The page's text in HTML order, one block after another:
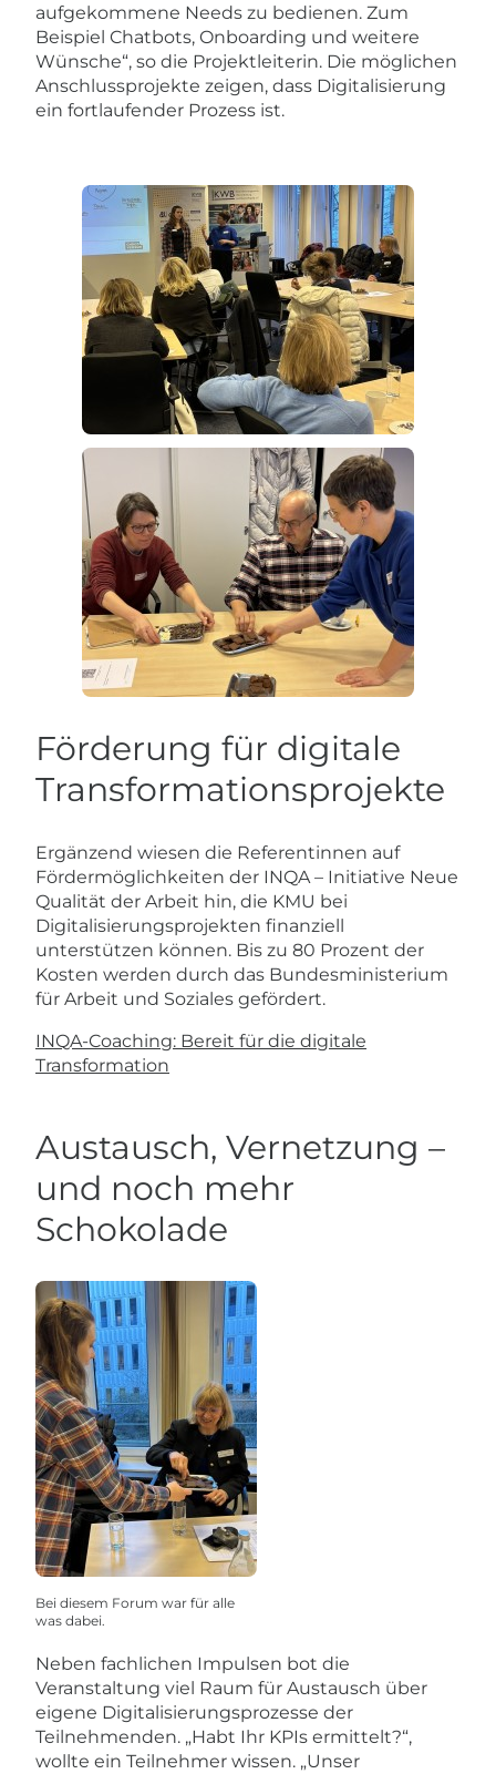
aufgekommene Needs zu bedienen. Zum
Beispiel Chatbots, Onboarding und weitere
Wünsche“, so die Projektleiterin. Die möglichen
Anschlussprojekte zeigen, dass Digitalisierung
ein fortlaufender Prozess ist.
Förderung für digitale
Transformationsprojekte
Ergänzend wiesen die Referentinnen auf
Fördermöglichkeiten der INQA – Initiative Neue
Qualität der Arbeit hin, die KMU bei
Digitalisierungsprojekten finanziell
unterstützen können. Bis zu 80 Prozent der
Kosten werden durch das Bundesministerium
für Arbeit und Soziales gefördert.
INQA-Coaching: Bereit für die digitale
Transformation
Austausch, Vernetzung –
und noch mehr
Schokolade
Bei diesem Forum war für alle
was dabei.
Neben fachlichen Impulsen bot die
Veranstaltung viel Raum für Austausch über
eigene Digitalisierungsprozesse der
Teilnehmenden. „Habt Ihr KPIs ermittelt?“,
wollte ein Teilnehmer wissen. „Unser